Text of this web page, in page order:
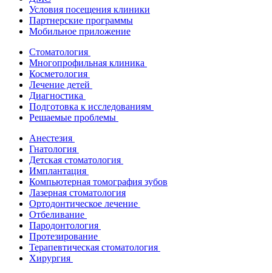
Условия посещения клиники
Партнерские программы
Мобильное приложение
Стоматология
Многопрофильная клиника
Косметология
Лечение детей
Диагностика
Подготовка к исследованиям
Решаемые проблемы
Анестезия
Гнатология
Детская стоматология
Имплантация
Компьютерная томография зубов
Лазерная стоматология
Ортодонтическое лечение
Отбеливание
Пародонтология
Протезирование
Терапевтическая стоматология
Хирургия